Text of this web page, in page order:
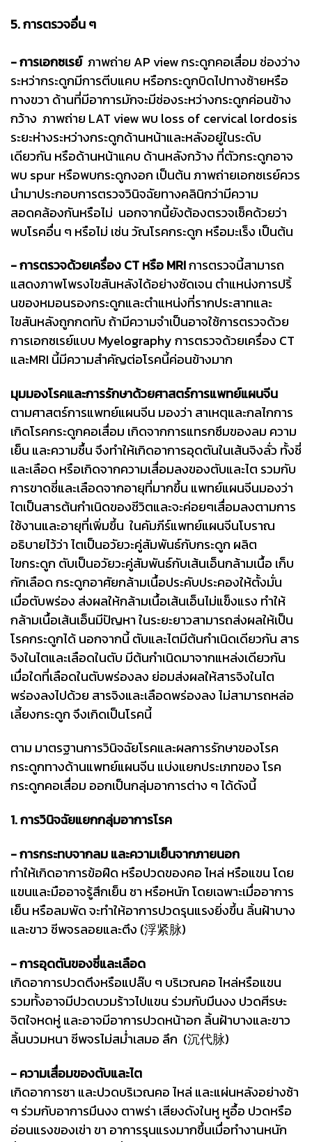
5. การตรวจอื่น ๆ
- การเอกซเรย์ ภาพถ่าย AP view กระดูกคอเสื่อม ช่องว่าง
ระหว่ากระดูกมีการตีบแคบ หรือกระดูกบิดไปทางซ้ายหรือ
ทางขวา ด้านที่มีอาการมักจะมีช่องระหว่างกระดูกค่อนข้าง
กว้าง ภาพถ่าย LAT view พบ loss of cervical lordosis
ระยะห่างระหว่างกระดูกด้านหน้าและหลังอยู่ในระดับ
เดียวกัน หรือด้านหน้าแคบ ด้านหลังกว้าง ที่ตัวกระดูกอาจ
พบ spur หรือพบกระดูกงอก เป็นต้น ภาพถ่ายเอกซเรย์ควร
นำมาประกอบการตรวจวินิจฉัยทางคลินิกว่ามีความ
สอดคล้องกันหรือไม่ นอกจากนี้ยังต้องตรวจเช็คด้วยว่า
พบโรคอื่น ๆ หรือไม่ เช่น วัณโรคกระดูก หรือมะเร็ง เป็นต้น
- การตรวจด้วยเครื่อง CT หรือ MRIการตรวจนี้สามารถ
แสดงภาพโพรงไขสันหลังได้อย่างชัดเจน ตำแหน่งการปริ้
นของหมอนรองกระดูกและตำแหน่งที่รากประสาทและ
ไขสันหลังถูกกดทับ ถ้ามีความจำเป็นอาจใช้การตรวจด้วย
การเอกซเรย์แบบ Myelography การตรวจด้วยเครื่อง CT
และMRI นี้มีความสำคัญต่อโรคนี้ค่อนข้างมาก
มุมมองโรคและการรักษาด้วยศาสตร์การแพทย์แผนจีน
ตามศาสตร์การแพทย์แผนจีน มองว่า สาเหตุและกลไกการ
เกิดโรคกระดูกคอเสื่อม เกิดจากการแทรกซึมของลม ความ
เย็น และความชื้น จึงทำให้เกิดอาการอุดตันในเส้นจิงลั่ว ทั้งชี่
และเลือด หรือเกิดจากความเสื่อมลงของตับและไต รวมกับ
การขาดชี่และเลือดจากอายุที่มากขึ้น แพทย์แผนจีนมองว่า
ไตเป็นสารต้นกำเนิดของชีวิตและจะค่อยๆเสื่อมลงตามการ
ใช้งานและอายุที่เพิ่มขึ้น ในคัมภีร์แพทย์แผนจีนโบราณ
อธิบายไว้ว่า ไตเป็นอวัยวะคู่สัมพันธ์กับกระดูก ผลิต
ไขกระดูก ตับเป็นอวัยวะคู่สัมพันธ์กับเส้นเอ็นกล้ามเนื้อ เก็บ
กักเลือด กระดูกอาศัยกล้ามเนื้อประคับประคองให้ตั้งมั่น
เมื่อตับพร่อง ส่งผลให้กล้ามเนื้อเส้นเอ็นไม่แข็งแรง ทำให้
กล้ามเนื้อเส้นเอ็นมีปัญหา ในระยะยาวสามารถส่งผลให้เป็น
โรคกระดูกได้ นอกจากนี้ ตับและไตมีต้นกำเนิดเดียวกัน สาร
จิงในไตและเลือดในตับ มีต้นกำเนิดมาจากแหล่งเดียวกัน
เมื่อใดที่เลือดในตับพร่องลง ย่อมส่งผลให้สารจิงในไต
พร่องลงไปด้วย สารจิงและเลือดพร่องลง ไม่สามารถหล่อ
เลี้ยงกระดูก จึงเกิดเป็นโรคนี้
ตาม มาตรฐานการวินิจฉัยโรคและผลการรักษาของโรค
กระดูกทางด้านแพทย์แผนจีน แบ่งแยกประเภทของ โรค
กระดูกคอเสื่อม ออกเป็นกลุ่มอาการต่าง ๆ ได้ดังนี้
1. การวินิจฉัยแยกกลุ่มอาการโรค
- การกระทบจากลม และความเย็นจากภายนอก
ทำให้เกิดอาการข้อฝืด หรือปวดของคอ ไหล่ หรือแขน โดย
แขนและมืออาจรู้สึกเย็น ชา หรือหนัก โดยเฉพาะเมื่ออาการ
เย็น หรือลมพัด จะทำให้อาการปวดรุนแรงยิ่งขึ้น ลิ้นฝ้าบาง
และขาว ชีพจรลอยและตึง (浮紧脉)
- การอุดตันของชี่และเลือด
เกิดอาการปวดตึงหรือแปล๊บ ๆ บริเวณคอ ไหล่หรือแขน
รวมทั้งอาจมีปวดบวมร้าวไปแขน ร่วมกับมึนงง ปวดศีรษะ
จิตใจหดหู่ และอาจมีอาการปวดหน้าอก ลิ้นฝ้าบางและขาว
ลิ้นบวมหนา ชีพจรไม่สม่ำเสมอ ลึก (沉代脉)
- ความเสื่อมของตับและไต
เกิดอาการชา และปวดบริเวณคอ ไหล่ และแผ่นหลังอย่างช้า
ๆ ร่วมกับอาการมึนงง ตาพร่า เสียงดังในหู หูอื้อ ปวดหรือ
อ่อนแรงของเข่า ขา อาการรุนแรงมากขึ้นเมื่อทำงานหนัก